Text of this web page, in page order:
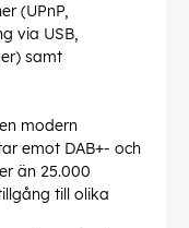
(UPnP,
via USB,
samt
modern
emot DAB+- och
än 25.000
till olika